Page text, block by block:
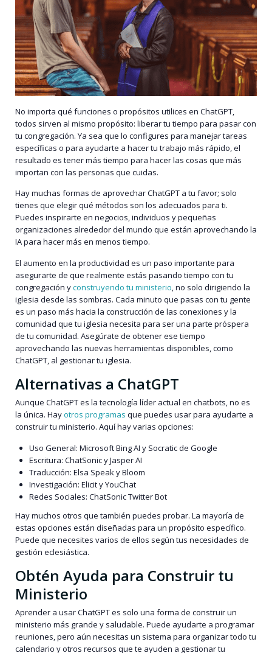
No importa qué funciones o propósitos utilices en ChatGPT,
todos sirven al mismo propósito: liberar tu tiempo para pasar con
tu congregación. Ya sea que lo configures para manejar tareas
específicas o para ayudarte a hacer tu trabajo más rápido, el
resultado es tener más tiempo para hacer las cosas que más
importan con las personas que cuidas.
Hay muchas formas de aprovechar ChatGPT a tu favor; solo
tienes que elegir qué métodos son los adecuados para ti.
Puedes inspirarte en negocios, individuos y pequeñas
organizaciones alrededor del mundo que están aprovechando la
IA para hacer más en menos tiempo.
El aumento en la productividad es un paso importante para
asegurarte de que realmente estás pasando tiempo con tu
congregación yconstruyendo tu ministerio, no solo dirigiendo la
iglesia desde las sombras. Cada minuto que pasas con tu gente
es un paso más hacia la construcción de las conexiones y la
comunidad que tu iglesia necesita para ser una parte próspera
de tu comunidad. Asegúrate de obtener ese tiempo
aprovechando las nuevas herramientas disponibles, como
ChatGPT, al gestionar tu iglesia.
Alternativas a ChatGPT
Aunque ChatGPT es la tecnología líder actual en chatbots, no es
la única. Hayotros programas que puedes usar para ayudarte a
construir tu ministerio. Aquí hay varias opciones:
Uso General: Microsoft Bing AI y Socratic de Google
Escritura: ChatSonic y Jasper AI
Traducción: Elsa Speak y Bloom
Investigación: Elicit y YouChat
Redes Sociales: ChatSonic Twitter Bot
Hay muchos otros que también puedes probar. La mayoría de
estas opciones están diseñadas para un propósito específico.
Puede que necesites varios de ellos según tus necesidades de
gestión eclesiástica.
Obtén Ayuda para Construir tu
Ministerio
Aprender a usar ChatGPT es solo una forma de construir un
ministerio más grande y saludable. Puede ayudarte a programar
reuniones, pero aún necesitas un sistema para organizar todo tu
calendario y otros recursos que te ayuden a gestionar tu